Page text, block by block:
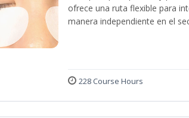
ofrece una ruta flexible para
manera independiente en el
228 Course Hours